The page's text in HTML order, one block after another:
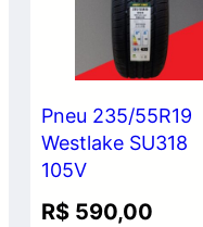
Pneu 235/55R19
Westlake SU318
105V
R$ 590,00